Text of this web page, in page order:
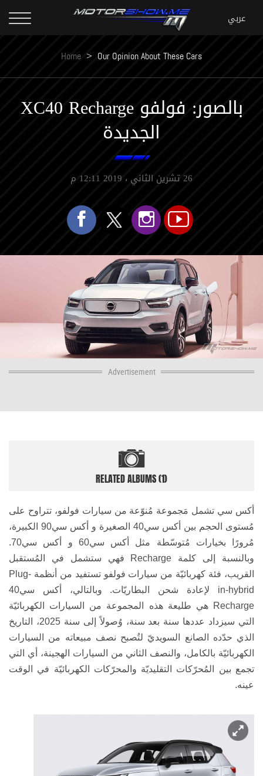
Home > Our Opinion About These Cars
بالصور: فولفو XC40 Recharge
الجديدة
26 تشرين الثاني ، 2019 12:11 م
Advertisement
RELATED ALBUMS (1)
أكس سي تشمل مَجموعة مُنوّعة من سيارات فولفو، تتراوح على
مُستوى الحجم بين أكس سي40 الصغيرة و أكس سي90 الكبيرة،
مُرورًا بخيارات مُتوسّطة مثل
أكس سي60 و أكس سي70
.
وبالنسبة إلى كلمة Recharge فهي ستشمل في المُستقبل
القريب، فئة كهربائيّة من سيارات فولفو تستفيد من أنظمة Plug-
in-hybrid لإعادة شحن البطاريّات. وبالتالي، أكس سي40
Recharge هي طليعة هذه المجموعة من السيارات الكهربائيّة
التي سيزداد عددها سنة بعد سنة، وُصولاً إلى سنة 2025، التاريخ
الذي حدّده الصانع السويديّ لتُصبح نصف مبيعاته من السيارات
الكهربائيّة بالكامل، والنصف الثاني من السيارات الهجينة، أي التي
تجمع بين المُحرّكات التقليديّة والمحرّكات الكهربائيّة في الوقت
عينه.